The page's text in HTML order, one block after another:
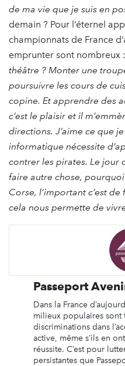
de ma vie que je suis en
demain ? Pour l’éternel
championnats de France
emprunter sont nombreux :
théâtre ? Monter une
poursuivre les cours de
copine. Et apprendre des
c’est le plaisir et il
directions. J’aime ce que
informatique nécessite
contrer les pirates. Le jour
faire autre chose,
Corse, l’important c’est
cela nous permette de
Passeport
Dans la France
milieux populaires sont
discriminations dans
active, même s’ils en
réussite. C’est pour
persistantes que